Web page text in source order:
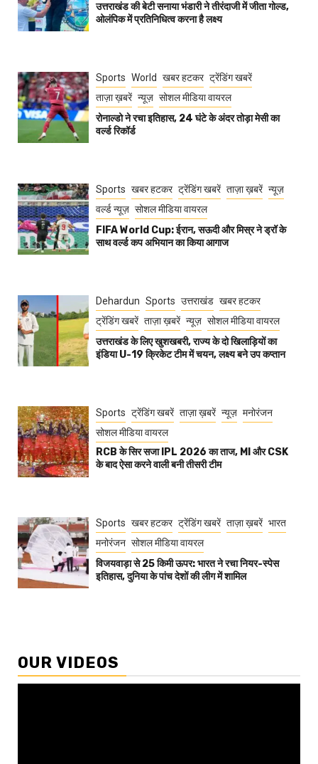
उत्तराखंड की बेटी सनाया भंडारी ने तीरंदाजी में जीता गोल्ड,
ओलंपिक में प्रतिनिधित्व करना है लक्ष्य
Sports World खबर हटकर ट्रेंडिंग खबरें
ताज़ा ख़बरें न्यूज़ सोशल मीडिया वायरल
रोनाल्डो ने रचा इतिहास, 24 घंटे के अंदर तोड़ा मेसी का
वर्ल्ड रिकॉर्ड
Sports खबर हटकर ट्रेंडिंग खबरें ताज़ा ख़बरें न्यूज़
वर्ल्ड न्यूज़ सोशल मीडिया वायरल
FIFA World Cup: ईरान, सऊदी और मिस्र ने ड्रॉ के
साथ वर्ल्ड कप अभियान का किया आगाज
Dehardun Sports उत्तराखंड खबर हटकर
ट्रेंडिंग खबरें ताज़ा ख़बरें न्यूज़ सोशल मीडिया वायरल
उत्तराखंड के लिए खुशखबरी, राज्य के दो खिलाड़ियों का
इंडिया U-19 क्रिकेट टीम में चयन, लक्ष्य बने उप कप्तान
Sports ट्रेंडिंग खबरें ताज़ा ख़बरें न्यूज़ मनोरंजन
सोशल मीडिया वायरल
RCB के सिर सजा IPL 2026 का ताज, MI और CSK
के बाद ऐसा करने वाली बनी तीसरी टीम
Sports खबर हटकर ट्रेंडिंग खबरें ताज़ा ख़बरें भारत
मनोरंजन सोशल मीडिया वायरल
विजयवाड़ा से 25 किमी ऊपर: भारत ने रचा नियर-स्पेस
इतिहास, दुनिया के पांच देशों की लीग में शामिल
OUR VIDEOS